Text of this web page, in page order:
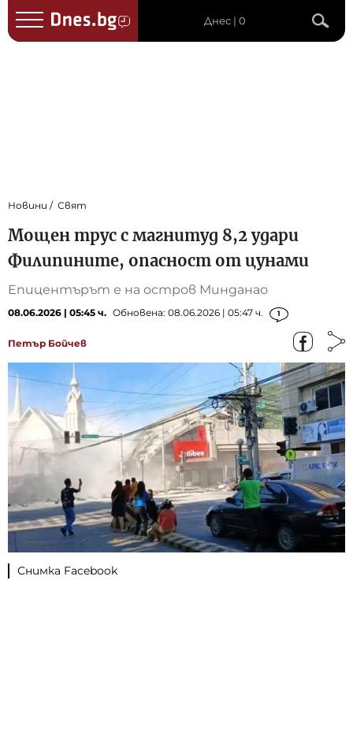
Днес | 0
Новини Свят
Мощен трус с магнитуд 8,2 удари
Филипините, опасност от цунами
Епицентърът е на остров Минданао
08.06.2026 | 05:45 ч. Обновена: 08.06.2026 | 05:47 ч. 1
Петър Бойчев
Снимка Facebook